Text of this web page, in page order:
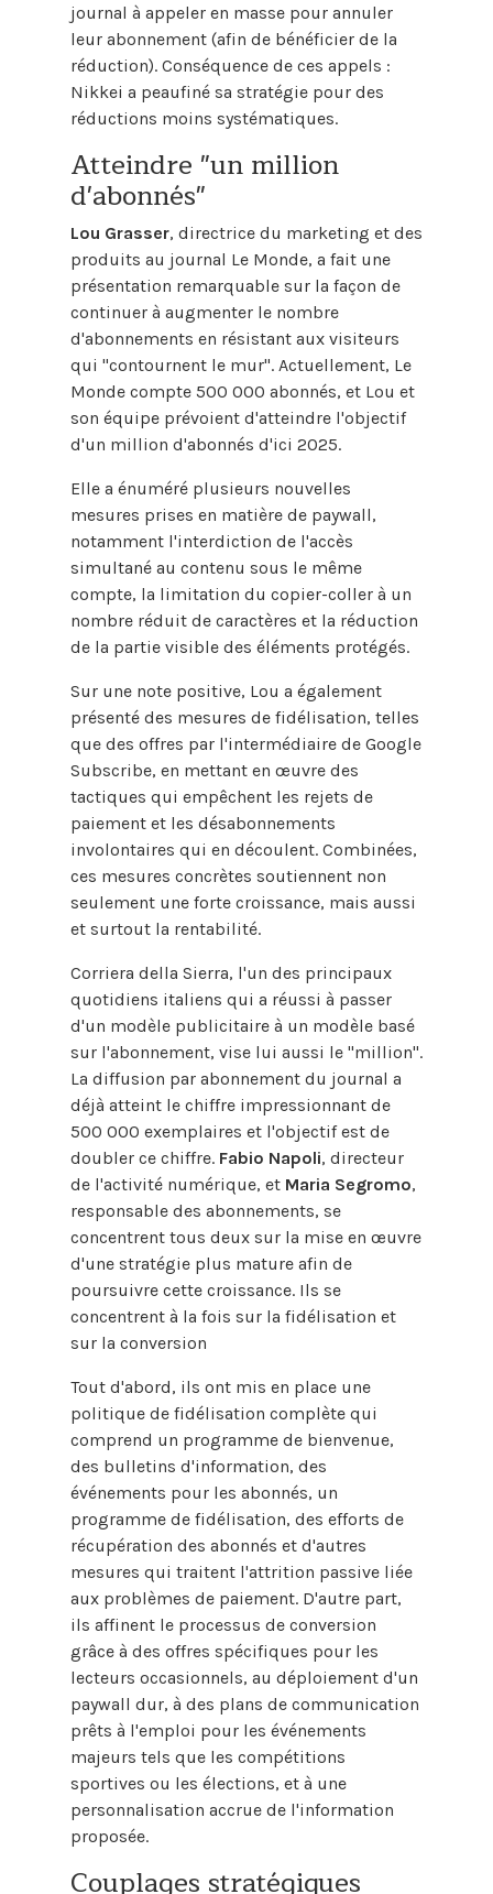
journal à appeler en masse pour annuler
leur abonnement (afin de bénéficier de la
réduction). Conséquence de ces appels :
Nikkei a peaufiné sa stratégie pour des
réductions moins systématiques.
Atteindre "un million
d'abonnés"
Lou Grasser, directrice du marketing et des
produits au journal Le Monde, a fait une
présentation remarquable sur la façon de
continuer à augmenter le nombre
d'abonnements en résistant aux visiteurs
qui "contournent le mur". Actuellement, Le
Monde compte 500 000 abonnés, et Lou et
son équipe prévoient d'atteindre l'objectif
d'un million d'abonnés d'ici 2025.
Elle a énuméré plusieurs nouvelles
mesures prises en matière de paywall,
notamment l'interdiction de l'accès
simultané au contenu sous le même
compte, la limitation du copier-coller à un
nombre réduit de caractères et la réduction
de la partie visible des éléments protégés.
Sur une note positive, Lou a également
présenté des mesures de fidélisation, telles
que des offres par l'intermédiaire de Google
Subscribe, en mettant en œuvre des
tactiques qui empêchent les rejets de
paiement et les désabonnements
involontaires qui en découlent. Combinées,
ces mesures concrètes soutiennent non
seulement une forte croissance, mais aussi
et surtout la rentabilité.
Corriera della Sierra, l'un des principaux
quotidiens italiens qui a réussi à passer
d'un modèle publicitaire à un modèle basé
sur l'abonnement, vise lui aussi le "million".
La diffusion par abonnement du journal a
déjà atteint le chiffre impressionnant de
500 000 exemplaires et l'objectif est de
doubler ce chiffre. Fabio Napoli, directeur
de l'activité numérique, et Maria Segromo,
responsable des abonnements, se
concentrent tous deux sur la mise en œuvre
d'une stratégie plus mature afin de
poursuivre cette croissance. Ils se
concentrent à la fois sur la fidélisation et
sur la conversion
Tout d'abord, ils ont mis en place une
politique de fidélisation complète qui
comprend un programme de bienvenue,
des bulletins d'information, des
événements pour les abonnés, un
programme de fidélisation, des efforts de
récupération des abonnés et d'autres
mesures qui traitent l'attrition passive liée
aux problèmes de paiement. D'autre part,
ils affinent le processus de conversion
grâce à des offres spécifiques pour les
lecteurs occasionnels, au déploiement d'un
paywall dur, à des plans de communication
prêts à l'emploi pour les événements
majeurs tels que les compétitions
sportives ou les élections, et à une
personnalisation accrue de l'information
proposée.
Couplages stratégiques